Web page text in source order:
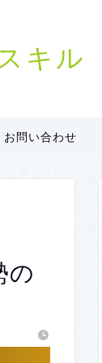
キル
お問い合わせ
の